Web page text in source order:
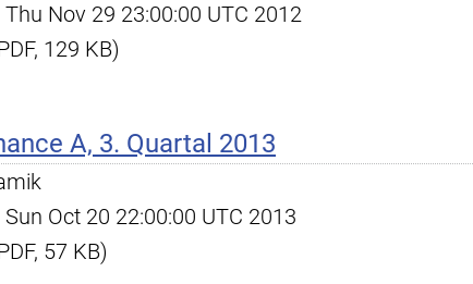
Nov 29 23:00:00 UTC 2012
129 KB)
A, 3. Quartal 2013
Oct 20 22:00:00 UTC 2013
57 KB)